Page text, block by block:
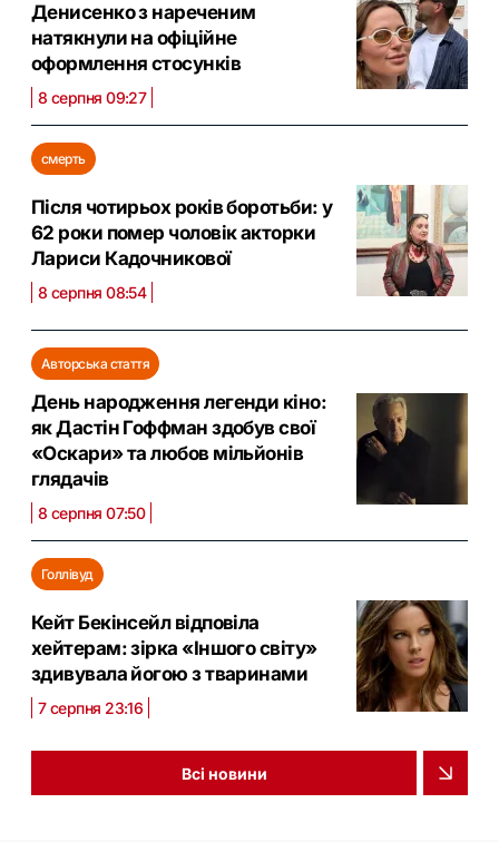
Денисенко з нареченим
натякнули на офіційне
оформлення стосунків
8 серпня 09:27
смерть
Після чотирьох років боротьби: у
62 роки помер чоловік акторки
Лариси Кадочникової
8 серпня 08:54
Авторська стаття
День народження легенди кіно:
як Дастін Гоффман здобув свої
«Оскари» та любов мільйонів
глядачів
8 серпня 07:50
Голлівуд
Кейт Бекінсейл відповіла
хейтерам: зірка «Іншого світу»
здивувала йогою з тваринами
7 серпня 23:16
Всі новини